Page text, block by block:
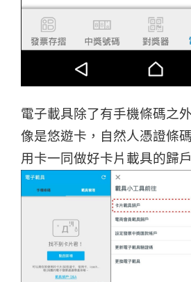
電子載具除了有手機條碼之
像是悠遊卡，自然人憑證條
用卡一同做好卡片載具的歸